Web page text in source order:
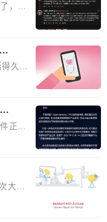
金雕1
现
于同
。小
从20
美
对专
扩容
Top
费
著变
向深
，而
量过
凉
开捅
明：
宣传
那些
是过
论文
题。
2
久。
xAI
团队
了他
第一
是他
好能
Hopp
更关
正从
。作
同类
撑，
开新
者日
大规
时，
层故